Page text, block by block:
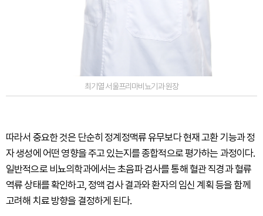
최기열 서울프리마비뇨기과 원장
따라서 중요한 것은 단순히 정계정맥류 유무보다 현재 고환 기능과 정
자 생성에 어떤 영향을 주고 있는지를 종합적으로 평가하는 과정이다.
일반적으로 비뇨의학과에서는 초음파 검사를 통해 혈관 직경과 혈류
역류 상태를 확인하고, 정액 검사 결과와 환자의 임신 계획 등을 함께
고려해 치료 방향을 결정하게 된다.